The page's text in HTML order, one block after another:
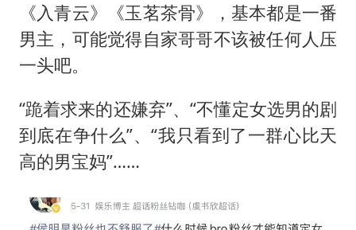
《入青云》《玉茗茶骨》，基本都是一番
男主，可能觉得自家哥哥不该被任何人压
一头吧。
“跪着求来的还嫌弃”、“不懂定女选男的剧
到底在争什么”、“我只看到了一群心比天
高的男宝妈”……